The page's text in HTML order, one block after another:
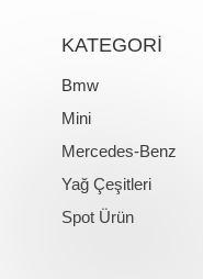
KATEGORİ
Bmw
Mini
Mercedes-Benz
Yağ Çeşitleri
Spot Ürün